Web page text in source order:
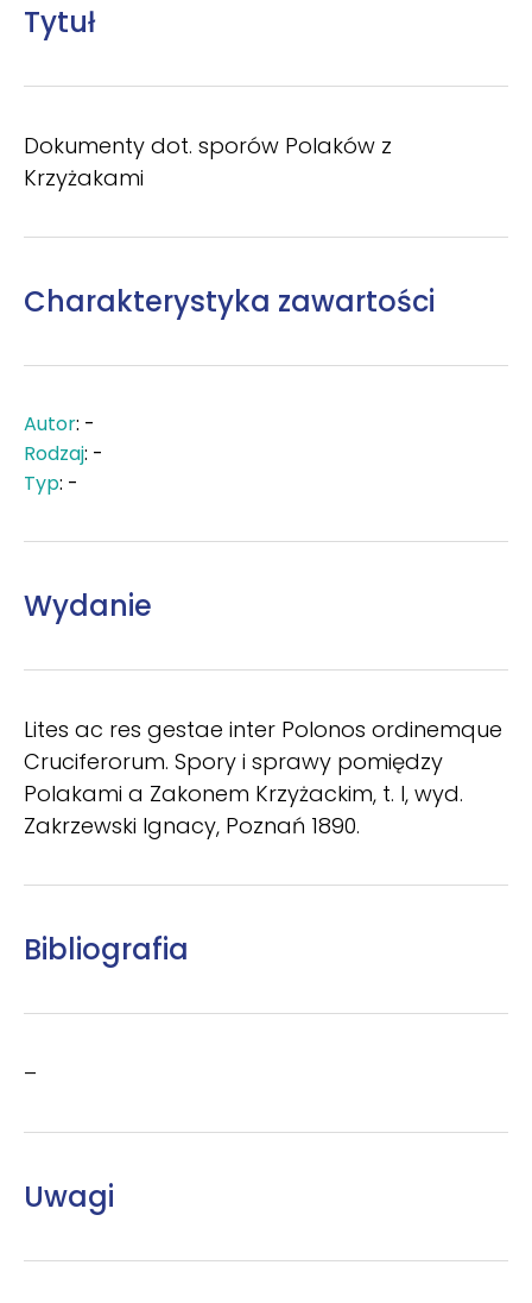
Tytuł
Dokumenty dot. sporów Polaków z
Krzyżakami
Charakterystyka zawartości
Autor: -
Rodzaj: -
Typ: -
Wydanie
Lites ac res gestae inter Polonos ordinemque
Cruciferorum. Spory i sprawy pomiędzy
Polakami a Zakonem Krzyżackim, t. I, wyd.
Zakrzewski Ignacy, Poznań 1890.
Bibliografia
–
Uwagi